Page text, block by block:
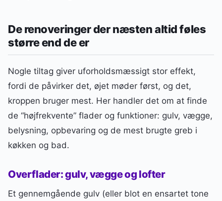
De renoveringer der næsten altid føles
større end de er
Nogle tiltag giver uforholdsmæssigt stor effekt,
fordi de påvirker det, øjet møder først, og det,
kroppen bruger mest. Her handler det om at finde
de “højfrekvente” flader og funktioner: gulv, vægge,
belysning, opbevaring og de mest brugte greb i
køkken og bad.
Overflader: gulv, vægge og lofter
Et gennemgående gulv (eller blot en ensartet tone